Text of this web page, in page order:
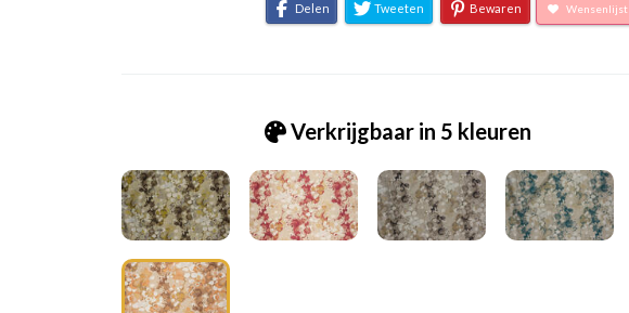
Delen Tweeten Bewaren Wensenlijst
Verkrijgbaar in 5 kleuren